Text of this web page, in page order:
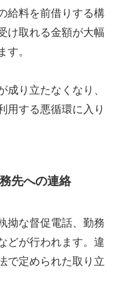
給料を前借りする構
け取れる金額が大幅
。
り立たなくなり、
用する悪循環に入り
先への連絡
拗な督促電話、勤務
どが行われます。違
で定められた取り立